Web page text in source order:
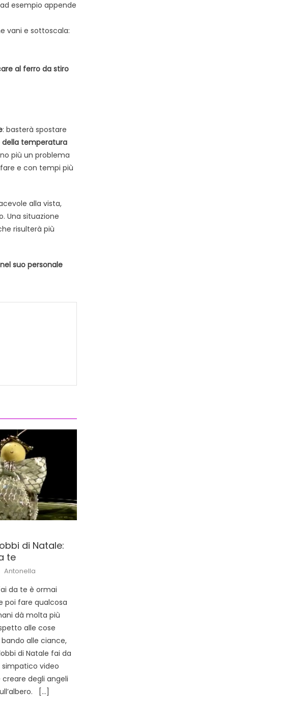
esempio appende
vani e sottoscala:
al ferro da stiro
: basterà spostare
temperatura
più un problema
e con tempi più
alla vista,
Una situazione
risulterà più
suo personale
di Natale:
te
Author
Antonella
da te è ormai
poi fare qualcosa
dà molta più
alle cose
alle ciance,
di Natale fai da
simpatico video
degli angeli
[…]